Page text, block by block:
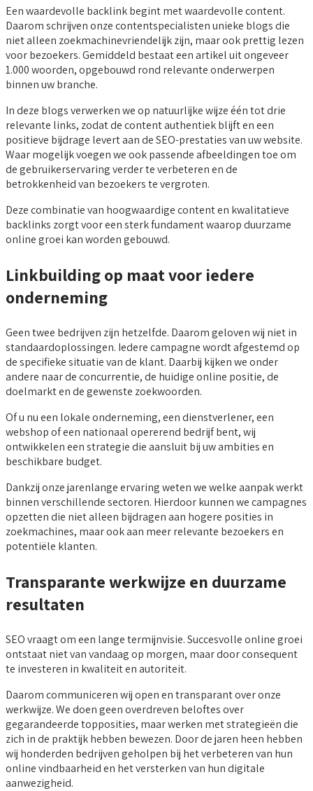
Een waardevolle backlink begint met waardevolle content.
Daarom schrijven onze contentspecialisten unieke blogs die
niet alleen zoekmachinevriendelijk zijn, maar ook prettig lezen
voor bezoekers. Gemiddeld bestaat een artikel uit ongeveer
1.000 woorden, opgebouwd rond relevante onderwerpen
binnen uw branche.
In deze blogs verwerken we op natuurlijke wijze één tot drie
relevante links, zodat de content authentiek blijft en een
positieve bijdrage levert aan de SEO-prestaties van uw website.
Waar mogelijk voegen we ook passende afbeeldingen toe om
de gebruikerservaring verder te verbeteren en de
betrokkenheid van bezoekers te vergroten.
Deze combinatie van hoogwaardige content en kwalitatieve
backlinks zorgt voor een sterk fundament waarop duurzame
online groei kan worden gebouwd.
Linkbuilding op maat voor iedere
onderneming
Geen twee bedrijven zijn hetzelfde. Daarom geloven wij niet in
standaardoplossingen. Iedere campagne wordt afgestemd op
de specifieke situatie van de klant. Daarbij kijken we onder
andere naar de concurrentie, de huidige online positie, de
doelmarkt en de gewenste zoekwoorden.
Of u nu een lokale onderneming, een dienstverlener, een
webshop of een nationaal opererend bedrijf bent, wij
ontwikkelen een strategie die aansluit bij uw ambities en
beschikbare budget.
Dankzij onze jarenlange ervaring weten we welke aanpak werkt
binnen verschillende sectoren. Hierdoor kunnen we campagnes
opzetten die niet alleen bijdragen aan hogere posities in
zoekmachines, maar ook aan meer relevante bezoekers en
potentiële klanten.
Transparante werkwijze en duurzame
resultaten
SEO vraagt om een lange termijnvisie. Succesvolle online groei
ontstaat niet van vandaag op morgen, maar door consequent
te investeren in kwaliteit en autoriteit.
Daarom communiceren wij open en transparant over onze
werkwijze. We doen geen overdreven beloftes over
gegarandeerde topposities, maar werken met strategieën die
zich in de praktijk hebben bewezen. Door de jaren heen hebben
wij honderden bedrijven geholpen bij het verbeteren van hun
online vindbaarheid en het versterken van hun digitale
aanwezigheid.